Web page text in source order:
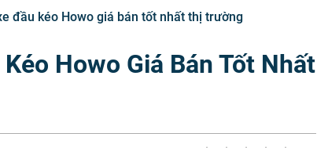
đầu kéo Howo giá bán tốt nhất thị trường
Howo Giá Bán Tốt Nhất